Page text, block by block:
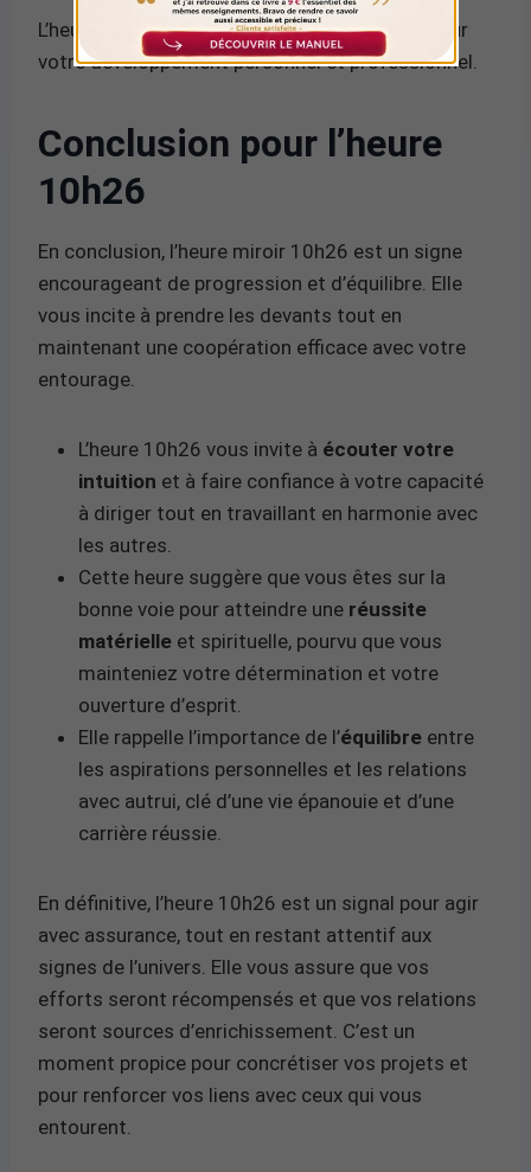
L’heure 10h26 est donc un message positif pour
votre développement personnel et professionnel.
Conclusion pour l’heure
10h26
En conclusion, l’heure miroir 10h26 est un signe
encourageant de progression et d’équilibre. Elle
vous incite à prendre les devants tout en
maintenant une coopération efficace avec votre
entourage.
L’heure 10h26 vous invite à écouter votre
intuition et à faire confiance à votre capacité
à diriger tout en travaillant en harmonie avec
les autres.
Cette heure suggère que vous êtes sur la
bonne voie pour atteindre une réussite
matérielle et spirituelle, pourvu que vous
mainteniez votre détermination et votre
ouverture d’esprit.
Elle rappelle l’importance de l’équilibre entre
les aspirations personnelles et les relations
avec autrui, clé d’une vie épanouie et d’une
carrière réussie.
En définitive, l’heure 10h26 est un signal pour agir
avec assurance, tout en restant attentif aux
signes de l’univers. Elle vous assure que vos
efforts seront récompensés et que vos relations
seront sources d’enrichissement. C’est un
moment propice pour concrétiser vos projets et
pour renforcer vos liens avec ceux qui vous
entourent.